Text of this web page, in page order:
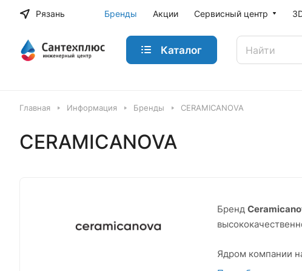
Рязань Бренды Акции Сервисный центр
Каталог
Главная Информация Бренды CERAMICANOVA
CERAMICANOVA
Бренд
Ядром компании